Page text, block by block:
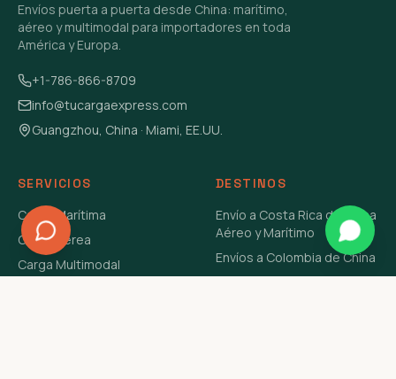
Envíos puerta a puerta desde China: marítimo,
aéreo y multimodal para importadores en toda
América y Europa.
+1-786-866-8709
info@tucargaexpress.com
Guangzhou, China · Miami, EE.UU.
SERVICIOS
Carga Marítima
Carga Aérea
Carga Multimodal
DESTINOS
Envío a Costa Rica de China
Aéreo y Marítimo
Envíos a Colombia de China